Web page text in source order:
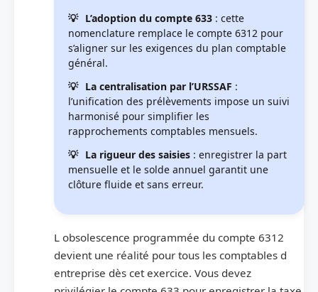
L’adoption du compte 633 : cette
nomenclature remplace le compte 6312 pour
s’aligner sur les exigences du plan comptable
général.
La centralisation par l’URSSAF :
l’unification des prélèvements impose un suivi
harmonisé pour simplifier les
rapprochements comptables mensuels.
La rigueur des saisies : enregistrer la part
mensuelle et le solde annuel garantit une
clôture fluide et sans erreur.
L obsolescence programmée du compte 6312
devient une réalité pour tous les comptables d
entreprise dès cet exercice. Vous devez